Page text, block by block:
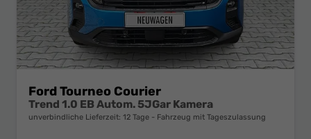
Ford Tourneo Courier
Trend 1.0 EB Autom. 5JGar Kamera
unverbindliche Lieferzeit: 12 Tage Fahrzeug mit Tageszulassung